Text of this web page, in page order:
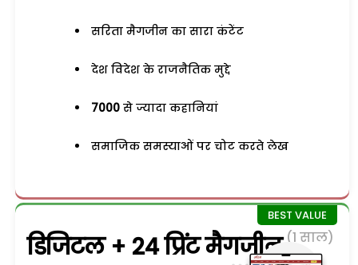
सरिता मैगजीन का सारा कंटेंट
देश विदेश के राजनैतिक मुद्दे
7000 से ज्यादा कहानियां
समाजिक समस्याओं पर चोट करते लेख
डिजिटल + 24 प्रिंट मैगजीन (1 साल)